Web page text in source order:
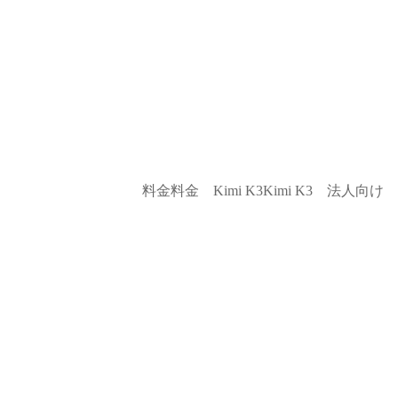
料金料金 Kimi K3Kimi K3 法人向け